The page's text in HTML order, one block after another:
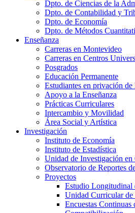
Dpto. de Ciencias de la
Dpto. de Contabilidad y
Dpto. de Economía
Dpto. de Métodos
Enseñanza
Carreras en Montevideo
Carreras en Centros
Posgrados
Educación Permanente
Estudiantes en privación de
Apoyo a la Enseñanza
Prácticas Curriculares
Intercambio y Movilidad
Área Social y Artística
Investigación
Instituto de Economía
Instituto de Estadística
Unidad de Investigación
Observatorio de Reportes
Proyectos
Estudio Longitudinal
Unidad Curricular de
Encuestas Continuas